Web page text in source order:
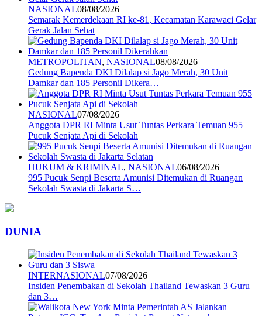
NASIONAL08/08/2026
Semarak Kemerdekaan RI ke-81, Kecamatan Karawaci Gelar
Gerak Jalan Sehat
METROPOLITAN, NASIONAL08/08/2026
Gedung Bapenda DKI Dilalap si Jago Merah, 30 Unit
Damkar dan 185 Personil Dikera…
NASIONAL07/08/2026
Anggota DPR RI Minta Usut Tuntas Perkara Temuan 955
Pucuk Senjata Api di Sekolah
HUKUM & KRIMINAL, NASIONAL06/08/2026
995 Pucuk Senpi Beserta Amunisi Ditemukan di Ruangan
Sekolah Swasta di Jakarta S…
DUNIA
INTERNASIONAL07/08/2026
Insiden Penembakan di Sekolah Thailand Tewaskan 3 Guru
dan 3…